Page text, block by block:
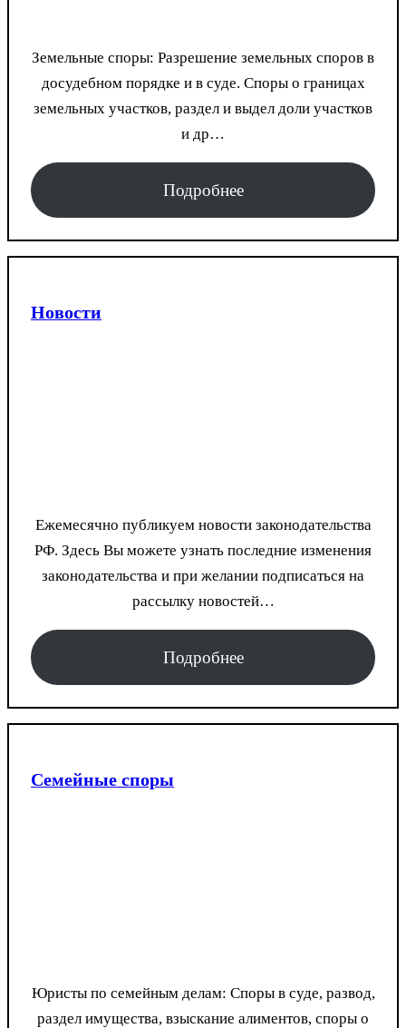
Земельные споры: Разрешение земельных споров в
досудебном порядке и в суде. Споры о границах
земельных участков, раздел и выдел доли участков
и др…
Подробнее
Новости
Ежемесячно публикуем новости законодательства
РФ. Здесь Вы можете узнать последние изменения
законодательства и при желании подписаться на
рассылку новостей…
Подробнее
Семейные споры
Юристы по семейным делам: Споры в суде, развод,
раздел имущества, взыскание алиментов, споры о